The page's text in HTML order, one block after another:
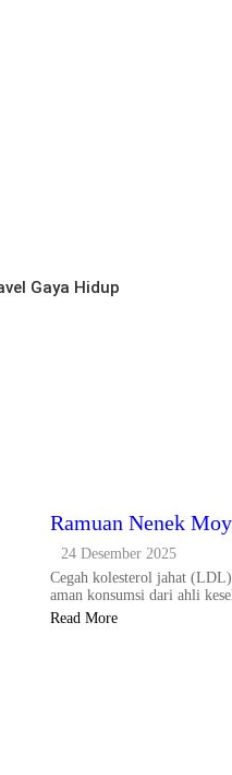
Gaya Hidup
Ramuan Nenek
24 Desember 2025
Cegah kolesterol jahat
aman konsumsi dari ahli
Read More